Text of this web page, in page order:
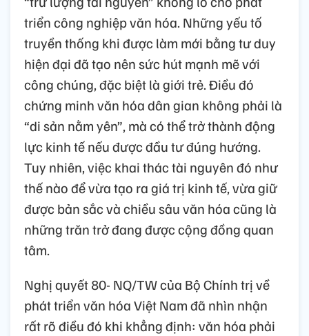
triển công nghiệp văn hóa. Những yếu tố
truyền thống khi được làm mới bằng tư duy
hiện đại đã tạo nên sức hút mạnh mẽ với
công chúng, đặc biệt là giới trẻ. Điều đó
chứng minh văn hóa dân gian không phải là
“di sản nằm yên”, mà có thể trở thành động
lực kinh tế nếu được đầu tư đúng hướng.
Tuy nhiên, việc khai thác tài nguyên đó như
thế nào để vừa tạo ra giá trị kinh tế, vừa giữ
được bản sắc và chiều sâu văn hóa cũng là
những trăn trở đang được cộng đồng quan
tâm.
Nghị quyết 80- NQ/TW của Bộ Chính trị về
phát triển văn hóa Việt Nam đã nhìn nhận
rất rõ điều đó khi khẳng định: văn hóa phải